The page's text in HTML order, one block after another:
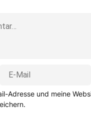
Adresse und meine